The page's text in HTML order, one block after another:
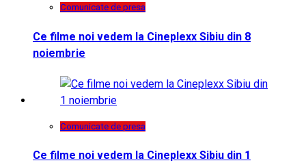
Comunicate de presa
Ce filme noi vedem la Cineplexx Sibiu din 8
noiembrie
Comunicate de presa
Ce filme noi vedem la Cineplexx Sibiu din 1